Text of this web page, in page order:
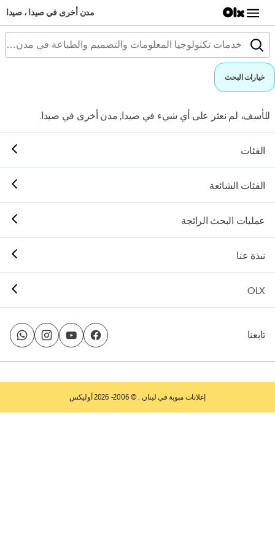
مدن أخرى في صيدا ، صيدا
خيارات البحث
للأسف، لم نعثر على أي شيء في صيدا, مدن أخرى في صيدا.
الفئات
الفئات الشائعة
عمليات البحث الرائجة
نبذة عنا
OLX
تابعنا
إعلانات مبوبة في لبنان . © 2006- 2026 أوليكس